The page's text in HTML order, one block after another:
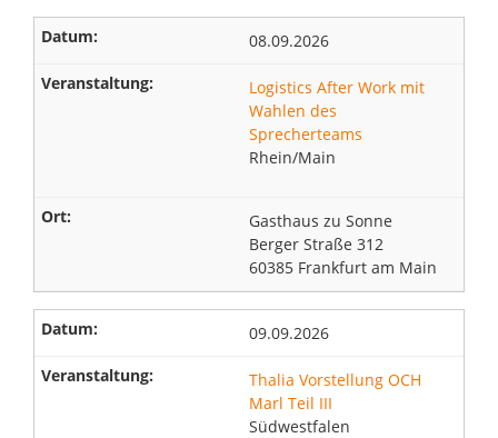
08.09.2026
Logistics After Work mit
Wahlen des
Sprecherteams
Rhein/Main
Gasthaus zu Sonne
Berger Straße 312
60385 Frankfurt am Main
09.09.2026
Thalia Vorstellung OCH
Marl Teil III
Südwestfalen